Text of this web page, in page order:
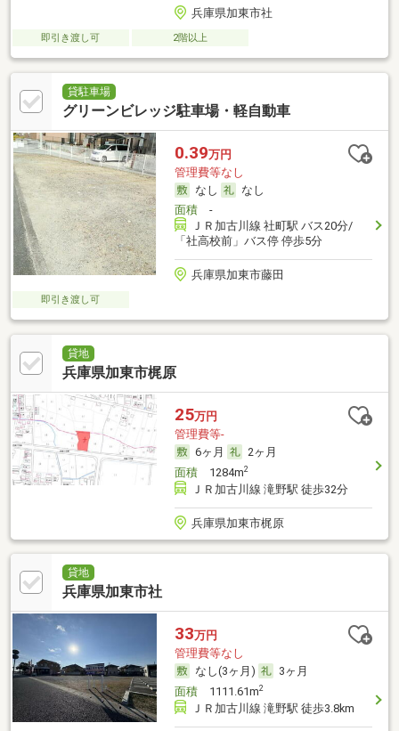
兵庫県加東市社
即引き渡し可 2階以上
貸駐車場
グリーンビレッジ駐車場・軽自動車
0.39万円
管理費等なし
なし
なし
面積-
ＪＲ加古川線 社町駅 バス20分/
「社高校前」バス停 停歩5分
兵庫県加東市藤田
即引き渡し可
貸地
兵庫県加東市梶原
25万円
管理費等-
6ヶ月
2ヶ月
面積1284m2
ＪＲ加古川線 滝野駅 徒歩32分
兵庫県加東市梶原
貸地
兵庫県加東市社
33万円
管理費等なし
なし(3ヶ月)
3ヶ月
面積1111.61m2
ＪＲ加古川線 滝野駅 徒歩3.8km